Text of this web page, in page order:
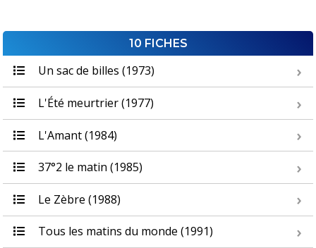
10 FICHES
Un sac de billes (1973)
L'Été meurtrier (1977)
L'Amant (1984)
37°2 le matin (1985)
Le Zèbre (1988)
Tous les matins du monde (1991)